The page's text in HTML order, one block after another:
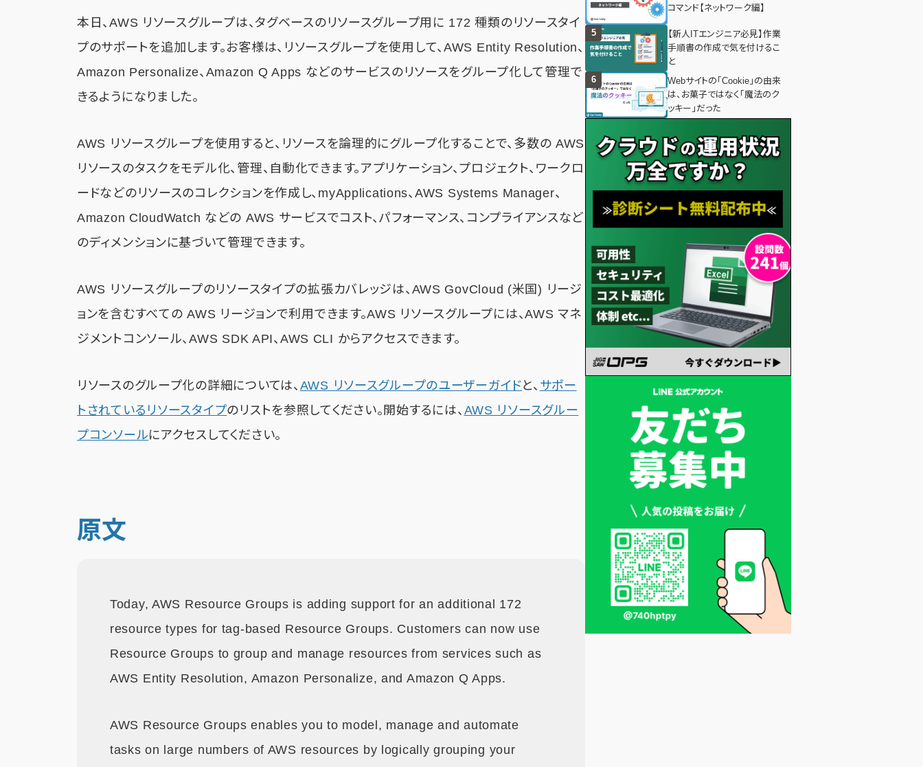
本日、AWS リソースグループは、タグベースのリソースグループ用に 172 種類のリソースタイ
プのサポートを追加します。お客様は、リソースグループを使用して、AWS Entity Resolution、
Amazon Personalize、Amazon Q Apps などのサービスのリソースをグループ化して管理で
きるようになりました。
AWS リソースグループを使用すると、リソースを論理的にグループ化することで、多数の AWS
リソースのタスクをモデル化、管理、自動化できます。アプリケーション、プロジェクト、ワークロ
ードなどのリソースのコレクションを作成し、myApplications、AWS Systems Manager、
Amazon CloudWatch などの AWS サービスでコスト、パフォーマンス、コンプライアンスなど
のディメンションに基づいて管理できます。
AWS リソースグループのリソースタイプの拡張カバレッジは、AWS GovCloud (米国) リージ
ョンを含むすべての AWS リージョンで利用できます。AWS リソースグループには、AWS マネ
ジメントコンソール、AWS SDK API、AWS CLI からアクセスできます。
リソースのグループ化の詳細については、 AWS リソースグループのユーザーガイドと、 サポー
トされているリソースタイプのリストを参照してください。開始するには、 AWS リソースグルー
プコンソールにアクセスしてください。
原文
Today, AWS Resource Groups is adding support for an additional 172
resource types for tag-based Resource Groups. Customers can now use
Resource Groups to group and manage resources from services such as
AWS Entity Resolution, Amazon Personalize, and Amazon Q Apps.
AWS Resource Groups enables you to model, manage and automate
tasks on large numbers of AWS resources by logically grouping your
コマンド【ネットワーク編】
【新人ITエンジニア必見】作業
手順書の作成で気を付けるこ
と
Webサイトの「Cookie」の由来
は、お菓子ではなく「魔法のク
ッキー」だった